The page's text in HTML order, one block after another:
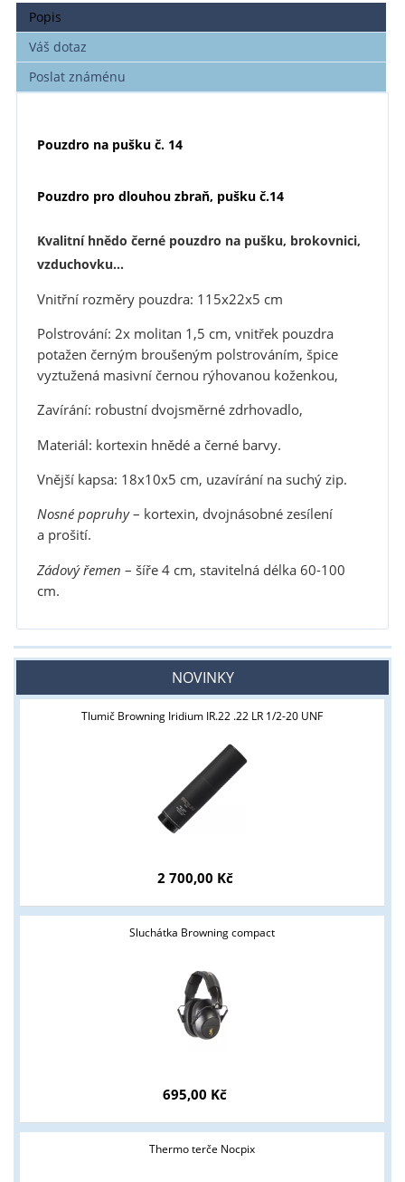
Popis
Váš dotaz
Poslat známénu
Pouzdro na pušku č. 14
Pouzdro pro dlouhou zbraň, pušku č.14
Kvalitní hnědo černé pouzdro na pušku, brokovnici,
vzduchovku...
Vnitřní rozměry pouzdra: 115x22x5 cm
Polstrování: 2x molitan 1,5 cm, vnitřek pouzdra
potažen černým broušeným polstrováním, špice
vyztužená masivní černou rýhovanou koženkou,
Zavírání: robustní dvojsměrné zdrhovadlo,
Materiál: kortexin hnědé a černé barvy.
Vnější kapsa: 18x10x5 cm, uzavírání na suchý zip.
Nosné popruhy– kortexin, dvojnásobné zesílení
a prošití.
Zádový řemen – šíře 4 cm, stavitelná délka 60-100
cm.
NOVINKY
Tlumič Browning Iridium IR.22 .22 LR 1/2-20 UNF
2 700,00 Kč
Sluchátka Browning compact
695,00 Kč
Thermo terče Nocpix